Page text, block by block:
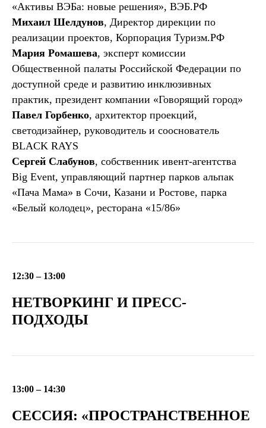
«Активы ВЭБа: новые решения», ВЭБ.РФ
Михаил Шелдунов, Директор дирекции по
реализации проектов, Корпорация Туризм.РФ
Мария Ромашева, эксперт комиссии
Общественной палаты Российской Федерации по
доступной среде и развитию инклюзивных
практик, президент компании «Говорящий город»
Павел Горбенко, архитектор проекций,
светодизайнер, руководитель и сооснователь
BLACK RAYS
Сергей Слабунов, собственник ивент-агентства
Big Event, управляющий партнер парков альпак
«Пача Мама» в Сочи, Казани и Ростове, парка
«Белый колодец», ресторана «15/86»
12:30 – 13:00
НЕТВОРКИНГ И ПРЕСС-
ПОДХОДЫ
13:00 – 14:30
СЕССИЯ: «ПРОСТРАНСТВЕННОЕ